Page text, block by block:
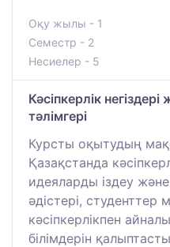
Оқу жылы - 1
Семестр - 2
Несиелер - 5
Кәсіпкерлік
тәлімгері
Курсты оқытудың
Қазақстанда
идеяларды іздеу
әдістері, студенттер
кәсіпкерлікпен
білімдерін